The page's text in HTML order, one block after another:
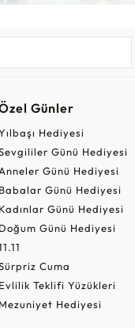
Günler
Hediyesi
Günü Hediyesi
Anneler Günü Hediyesi
Babalar Günü Hediyesi
Kadınlar Günü Hediyesi
Doğum Günü Hediyesi
Cuma
Evlilik Teklifi Yüzükleri
Mezuniyet Hediyesi